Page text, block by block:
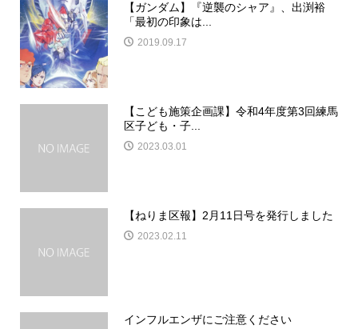
【ガンダム】『逆襲のシャア』、出渕裕
「最初の印象は...
2019.09.17
【こども施策企画課】令和4年度第3回練馬
区子ども・子...
2023.03.01
【ねりま区報】2月11日号を発行しました
2023.02.11
インフルエンザにご注意ください